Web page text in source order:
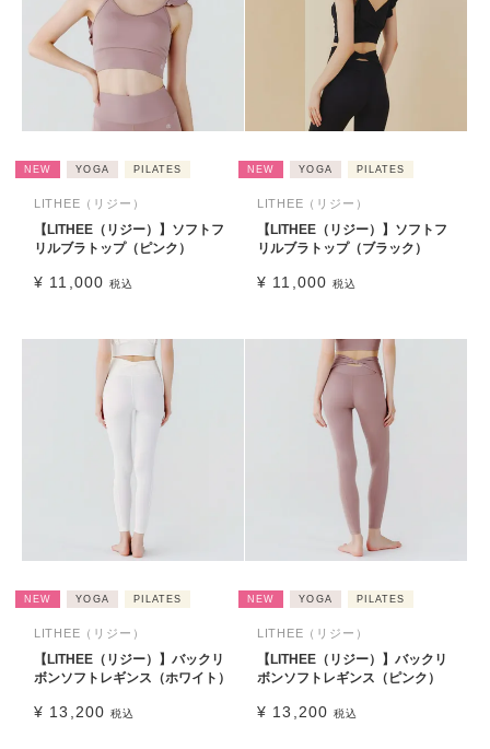
NEW YOGA PILATES
LITHEE（リジー）
【LITHEE（リジー）】ソフトフ
リルブラトップ（ピンク）
¥ 11,000 税込
NEW YOGA PILATES
LITHEE（リジー）
【LITHEE（リジー）】ソフトフ
リルブラトップ（ブラック）
¥ 11,000 税込
NEW YOGA PILATES
LITHEE（リジー）
【LITHEE（リジー）】バックリ
ボンソフトレギンス（ホワイト）
¥ 13,200 税込
NEW YOGA PILATES
LITHEE（リジー）
【LITHEE（リジー）】バックリ
ボンソフトレギンス（ピンク）
¥ 13,200 税込